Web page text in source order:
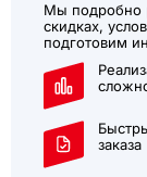
Мы подробно
скидках,
подготовим
заказа